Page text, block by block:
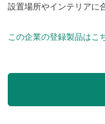
設置場所やインテリアに
この企業の登録製品はこ